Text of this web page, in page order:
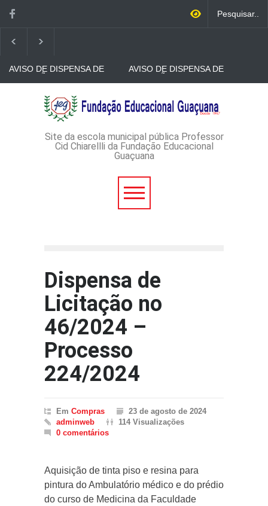
AVISO DE DISPENSA DE
LICITAÇÃO Nº 53/2026-
PROCESSO
ADMINISTRATIVO Nº
165/2026
AVISO DE DISPENSA DE
LICITAÇÃO Nº 52/2026-
ADMINISTRATIVO Nº
149/2026
AVISO DE DISPENSA DE
LICITAÇÃO - DISPENSA DE
LICITAÇÃO Nº 51/2026 -
ADMINISTRATIVO Nº
Site da escola municipal pública Professor
Cid Chiarellli da Fundação Educacional
Guaçuana
Dispensa de
Licitação no
46/2024 –
Processo
224/2024
Em Compras
23 de agosto de 2024
adminweb
114 Visualizações
0 comentários
Aquisição de tinta piso e resina para
pintura do Ambulatório médico e do prédio
do curso de Medicina da Faculdade